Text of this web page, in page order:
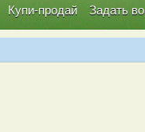
Купи-продай Задать